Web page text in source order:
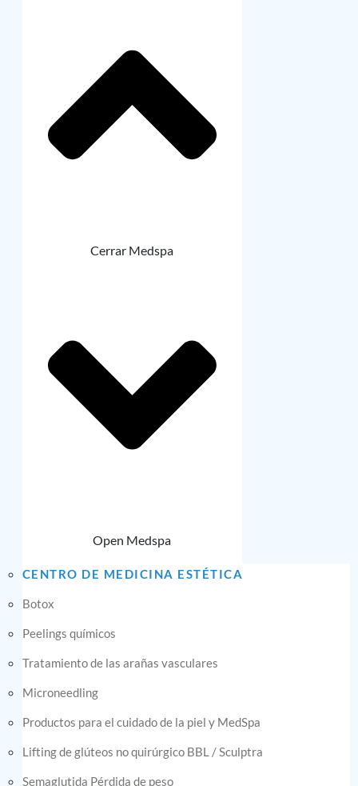
Cerrar Medspa
Open Medspa
CENTRO DE MEDICINA ESTÉTICA
Botox
Peelings químicos
Tratamiento de las arañas vasculares
Microneedling
Productos para el cuidado de la piel y MedSpa
Lifting de glúteos no quirúrgico BBL / Sculptra
Semaglutida Pérdida de peso